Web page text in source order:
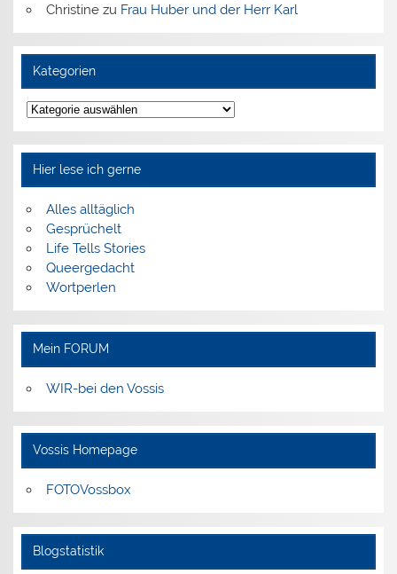
Christinezu Frau Huber und der Herr Karl
Kategorien
Kategorien
Hier lese ich gerne
Alles alltäglich
Gesprüchelt
Life Tells Stories
Queergedacht
Wortperlen
Mein FORUM
WIR-bei den Vossis
Vossis Homepage
FOTOVossbox
Blogstatistik